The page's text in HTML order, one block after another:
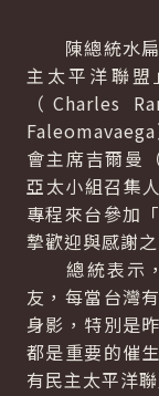
陳總統水扁
主太平洋聯
（Charles
會主席吉爾曼
亞太小組召集
專程來台參加
摯歡迎與感謝之
總統表示，
友，每當台灣
身影，特別是
都是重要的催
有民主太平洋